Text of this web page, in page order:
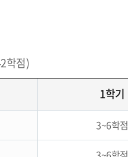
학점)
1학기
3~6학점